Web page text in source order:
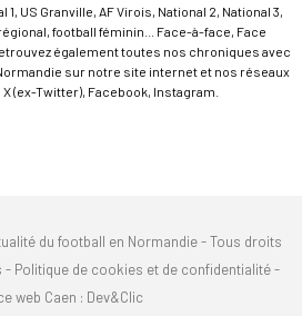
US Granville, AF Virois, National 2, National 3,
football féminin... Face-à-face, Face
également toutes nos chroniques avec
sur notre site internet et nos réseaux
(ex-Twitter), Facebook, Instagram.
du football en Normandie - Tous droits
- Politique de cookies et de confidentialité-
web Caen : Dev&Clic